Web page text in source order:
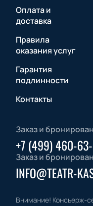
Оплата и
доставка
Правила
оказания услуг
Гарантия
подлинности
Контакты
Заказ и
+7 (499) 460-
Заказ и
INFO@TEATR-
Внимание! Консьерж-